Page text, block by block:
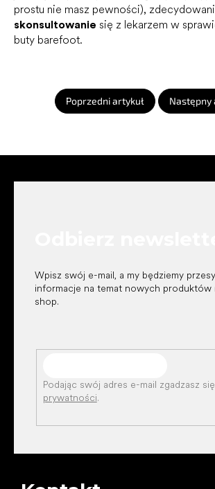
prostu nie masz pewności),
skonsultowanie się z lekarzem w
buty barefoot.
Poprzedni artykuł Następny
Wpisz swój e-mail, a my będziemy
informacje na temat nowych produktów
shop.
Podając swój adres e-mail zgadzasz
prywatności.